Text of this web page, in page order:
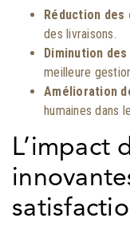
Réduction des
des livraisons.
Diminution
meilleure
Amélioration
humaines dans
L’impact